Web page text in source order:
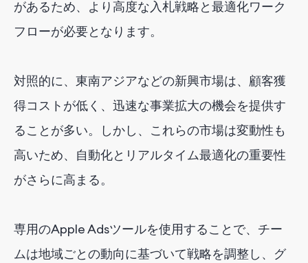
があるため、より高度な入札戦略と最適化ワーク
フローが必要となります。
対照的に、東南アジアなどの新興市場は、顧客獲
得コストが低く、迅速な事業拡大の機会を提供す
ることが多い。しかし、これらの市場は変動性も
高いため、自動化とリアルタイム最適化の重要性
がさらに高まる。
専用のApple Adsツールを使用することで、チー
ムは地域ごとの動向に基づいて戦略を調整し、グ